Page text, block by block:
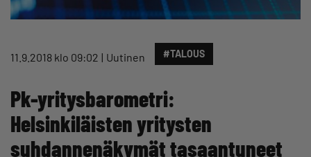
11.9.2018 klo 09:02 Uutinen #TALOUS
Pk-yritysbarometri:
Helsinkiläisten yritysten
suhdannenäkymät tasaantuneet